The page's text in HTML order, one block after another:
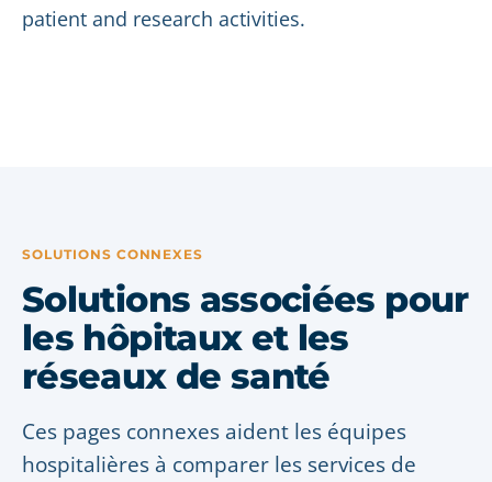
patient and research activities.
SOLUTIONS CONNEXES
Solutions associées pour
les hôpitaux et les
réseaux de santé
Ces pages connexes aident les équipes
hospitalières à comparer les services de